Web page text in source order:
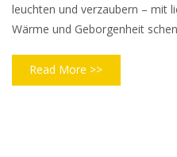
leuchten und verzaubern – mit
Wärme und Geborgenheit
Read More >>